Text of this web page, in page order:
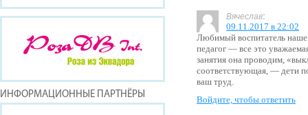
ИНФОРМАЦИОННЫЕ ПАРТНЁРЫ
Вячеслав:
09.11.2017 в 22:02
Любимый воспитатель
педагог — все это
занятия она проводим,
соответствующая, — дети
ваш труд.
Войдите, чтобы ответить